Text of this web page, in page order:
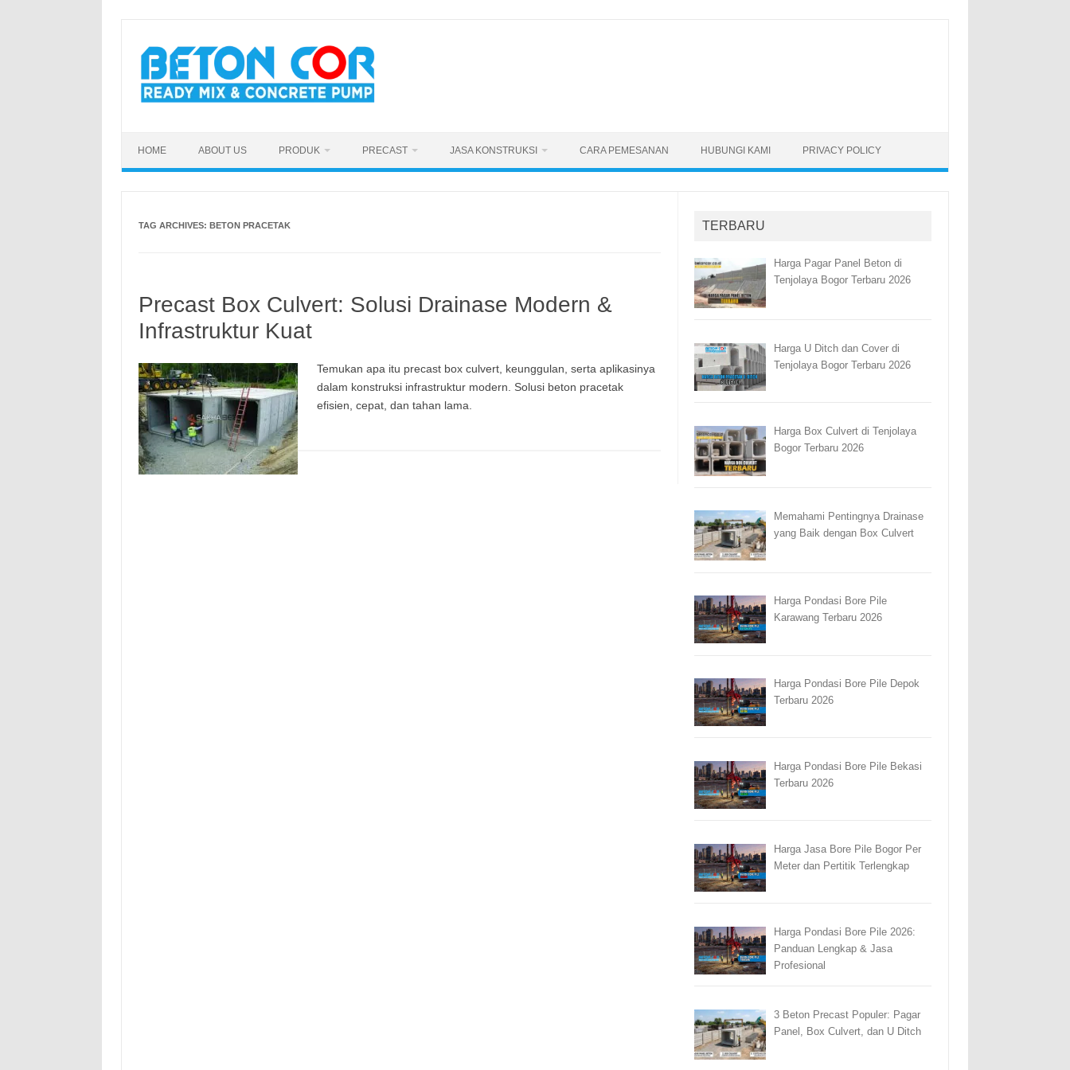
content
HOME ABOUT US PRODUK PRECAST JASA KONSTRUKSI CARA PEMESANAN HUBUNGI KAMI PRIVACY POLICY
TAG ARCHIVES: BETON PRACETAK
Precast Box Culvert: Solusi Drainase Modern &
Infrastruktur Kuat
Temukan apa itu precast box culvert, keunggulan, serta aplikasinya
dalam konstruksi infrastruktur modern. Solusi beton pracetak
efisien, cepat, dan tahan lama.
TERBARU
Harga Pagar Panel Beton di
Tenjolaya Bogor Terbaru 2026
Harga U Ditch dan Cover di
Tenjolaya Bogor Terbaru 2026
Harga Box Culvert di Tenjolaya
Bogor Terbaru 2026
Memahami Pentingnya Drainase
yang Baik dengan Box Culvert
Harga Pondasi Bore Pile
Karawang Terbaru 2026
Harga Pondasi Bore Pile Depok
Terbaru 2026
Harga Pondasi Bore Pile Bekasi
Terbaru 2026
Harga Jasa Bore Pile Bogor Per
Meter dan Pertitik Terlengkap
Harga Pondasi Bore Pile 2026:
Panduan Lengkap & Jasa
Profesional
3 Beton Precast Populer: Pagar
Panel, Box Culvert, dan U Ditch